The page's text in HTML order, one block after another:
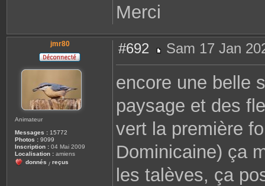
Merci
jmr80
Animateur
Messages : 15772
Photos : 9099
Inscription : 04 Mai 2009
Localisation : amiens
donnés / reçus
#692
e
s
a
Sam 17 Jan
encore une belle
paysage et des
vert la première
Dominicaine) ça
les talèves, ça